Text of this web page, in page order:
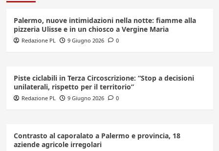
Palermo, nuove intimidazioni nella notte: fiamme alla
pizzeria Ulisse e in un chiosco a Vergine Maria
Redazione PL 9 Giugno 2026 0
Piste ciclabili in Terza Circoscrizione: “Stop a decisioni
unilaterali, rispetto per il territorio”
Redazione PL 9 Giugno 2026 0
Contrasto al caporalato a Palermo e provincia, 18
aziende agricole irregolari